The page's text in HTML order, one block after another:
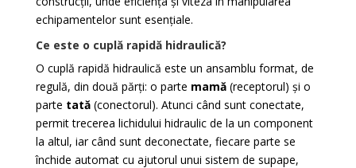
echipamentelor sunt esențiale.
Ce este o cuplă rapidă hidraulică?
O cuplă rapidă hidraulică este un ansamblu format, de
regulă, din două părți: o parte mamă(receptorul) și o
parte tată(conectorul). Atunci când sunt conectate,
permit trecerea lichidului hidraulic de la un component
la altul, iar când sunt deconectate, fiecare parte se
închide automat cu ajutorul unui sistem de supape,